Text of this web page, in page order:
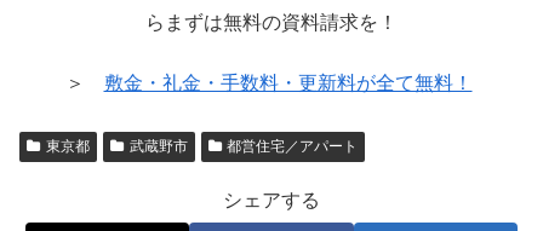
らまずは無料の資料請求を！
＞ 敷金・礼金・手数料・更新料が全て無料！
東京都 武蔵野市 都営住宅／アパート
シェアする